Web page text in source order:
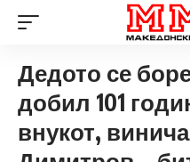
Дедото се
добил 101
внукот,